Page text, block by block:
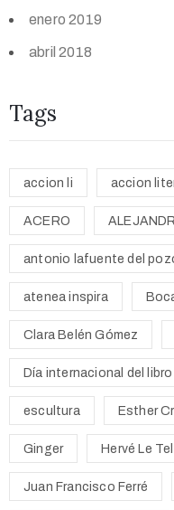
enero 2019
abril 2018
Tags
accion li accion
ACERO
antonio lafuente del
atenea inspira
Clara Belén Gómez
Día internacional del libro
escultura Esther
Ginger Hervé Le
Juan Francisco Ferré